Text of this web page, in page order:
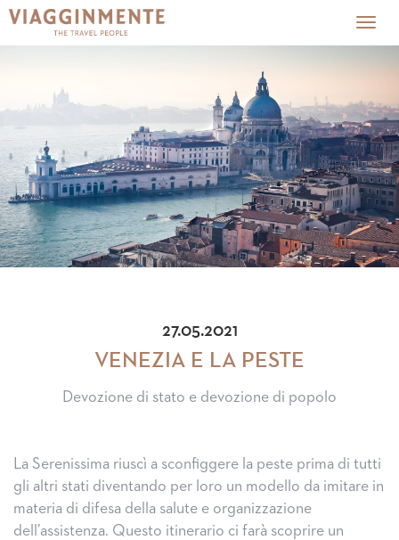
27.05.2021
VENEZIA E LA PESTE
Devozione di stato e devozione di popolo
La Serenissima riuscì a sconfiggere la peste prima di tutti
gli altri stati diventando per loro un modello da imitare in
materia di difesa della salute e organizzazione
dell’assistenza. Questo itinerario ci farà scoprire un